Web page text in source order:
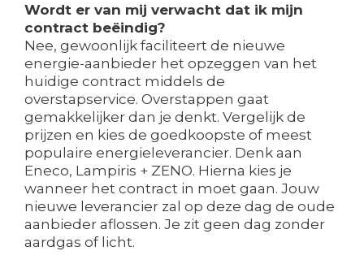
Wordt er van mij verwacht dat ik mijn
contract beëindig?
Nee, gewoonlijk faciliteert de nieuwe
energie-aanbieder het opzeggen van het
huidige contract middels de
overstapservice. Overstappen gaat
gemakkelijker dan je denkt. Vergelijk de
prijzen en kies de goedkoopste of meest
populaire energieleverancier. Denk aan
Eneco, Lampiris + ZENO. Hierna kies je
wanneer het contract in moet gaan. Jouw
nieuwe leverancier zal op deze dag de oude
aanbieder aflossen. Je zit geen dag zonder
aardgas of licht.